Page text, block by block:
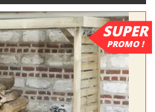
SUPER
PROMO !